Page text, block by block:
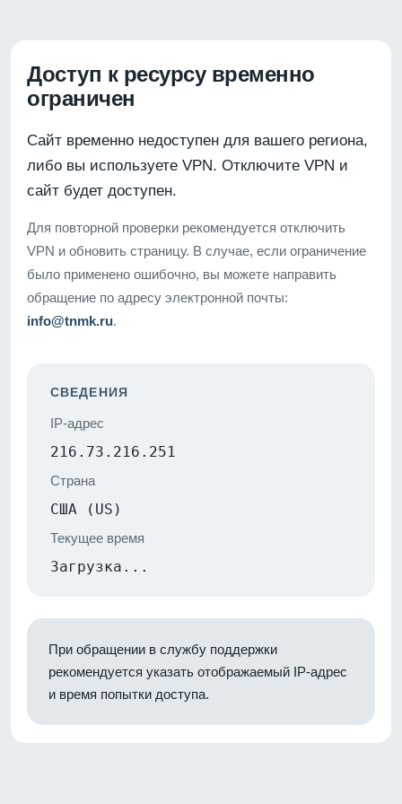
Доступ к ресурсу временно
ограничен
Сайт временно недоступен для вашего региона,
либо вы используете VPN. Отключите VPN и
сайт будет доступен.
Для повторной проверки рекомендуется отключить
VPN и обновить страницу. В случае, если ограничение
было применено ошибочно, вы можете направить
обращение по адресу электронной почты:
info@tnmk.ru.
СВЕДЕНИЯ
IP-адрес
216.73.216.251
Страна
США (US)
Текущее время
Загрузка...
При обращении в службу поддержки
рекомендуется указать отображаемый IP-адрес
и время попытки доступа.